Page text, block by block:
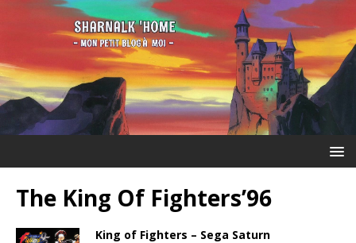
The King Of Fighters’96
King of Fighters – Sega Saturn